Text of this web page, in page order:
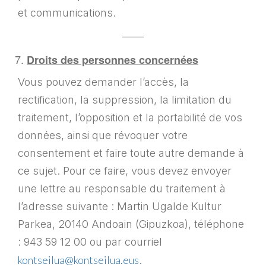
et communications.
——
Droits des personnes concernées
Vous pouvez demander l’accès, la
rectification, la suppression, la limitation du
traitement, l’opposition et la portabilité de vos
données, ainsi que révoquer votre
consentement et faire toute autre demande à
ce sujet. Pour ce faire, vous devez envoyer
une lettre au responsable du traitement à
l’adresse suivante : Martin Ugalde Kultur
Parkea, 20140 Andoain (Gipuzkoa), téléphone
: 943 59 12 00 ou par courriel
kontseilua@kontseilua.eus.